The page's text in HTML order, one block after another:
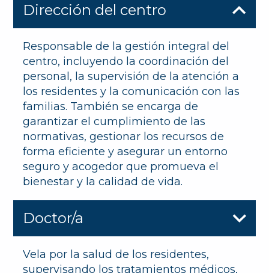
Dirección del centro
Responsable de la gestión integral del
centro, incluyendo la coordinación del
personal, la supervisión de la atención a
los residentes y la comunicación con las
familias. También se encarga de
garantizar el cumplimiento de las
normativas, gestionar los recursos de
forma eficiente y asegurar un entorno
seguro y acogedor que promueva el
bienestar y la calidad de vida.
Doctor/a
Vela por la salud de los residentes,
supervisando los tratamientos médicos,